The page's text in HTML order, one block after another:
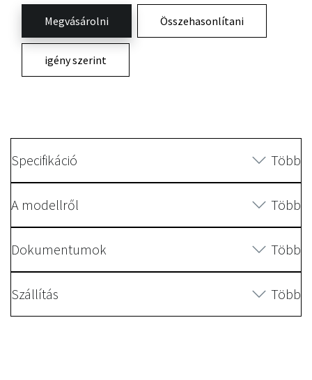
Megvásárolni Összehasonlítani
igény szerint
Specifikáció Több
A modellről Több
Dokumentumok Több
Szállítás Több